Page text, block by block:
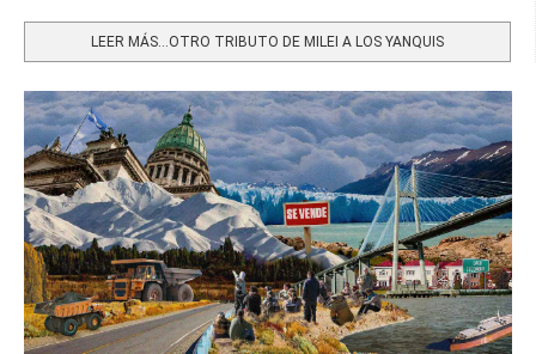
LEER MÁS…OTRO TRIBUTO DE MILEI A LOS YANQUIS